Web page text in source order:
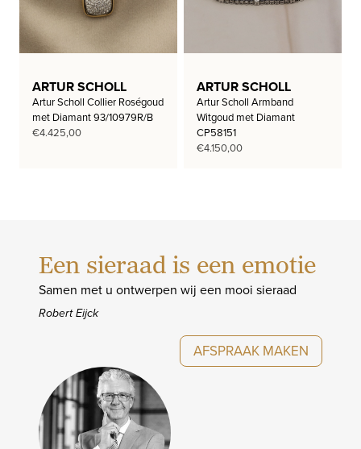
ARTUR SCHOLL
Artur Scholl Collier Roségoud
met Diamant 93/10979R/B
€4.425,00
ARTUR SCHOLL
Artur Scholl Armband
Witgoud met Diamant
CP58151
€4.150,00
Een sieraad is een emotie
Samen met u ontwerpen wij een mooi sieraad
Robert Eijck
AFSPRAAK MAKEN